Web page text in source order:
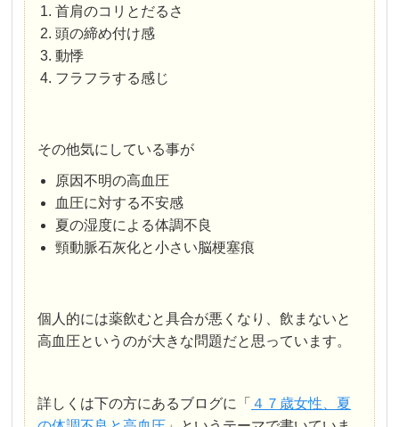
首肩のコリとだるさ
頭の締め付け感
動悸
フラフラする感じ
その他気にしている事が
原因不明の高血圧
血圧に対する不安感
夏の湿度による体調不良
頸動脈石灰化と小さい脳梗塞痕
個人的には薬飲むと具合が悪くなり、飲まないと
高血圧というのが大きな問題だと思っています。
詳しくは下の方にあるブログに「 ４７歳女性、夏